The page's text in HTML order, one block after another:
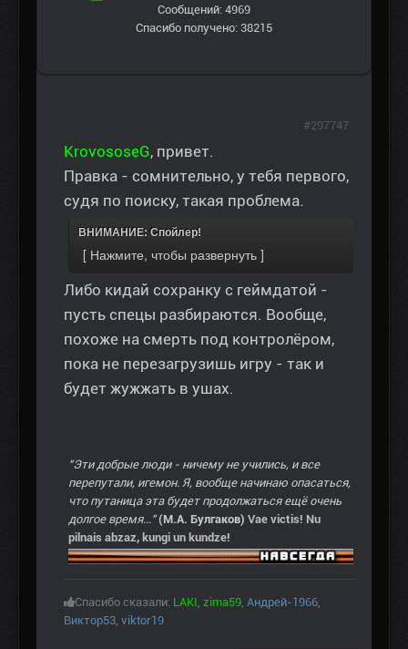
Сообщений: 4969
Спасибо получено: 38215
KrovososeG, привет.
Правка - сомнительно, у тебя первого,
судя по поиску, такая проблема.
ВНИМАНИЕ: Спойлер!
Либо кидай сохранку с геймдатой -
пусть спецы разбираются. Вообще,
похоже на смерть под контролёром,
пока не перезагрузишь игру - так и
будет жужжать в ушах.
"Эти добрые люди - ничему не учились, и все
перепутали, игемон. Я, вообще начинаю опасаться,
что путаница эта будет продолжаться ещё очень
долгое время..." (М.А. Булгаков) Vae victis! Nu
pilnais abzaz, kungi un kundze!
Спасибо сказали: LAKI zima59 Андрей-1966
Виктор53 viktor19
#297747